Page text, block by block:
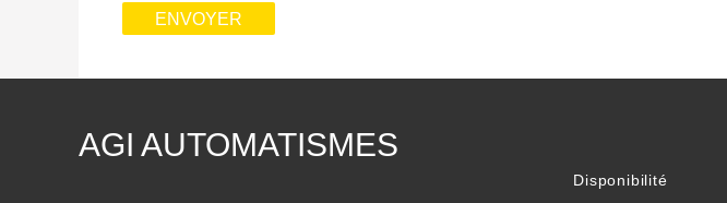
AGI AUTOMATISMES
Disponibilité